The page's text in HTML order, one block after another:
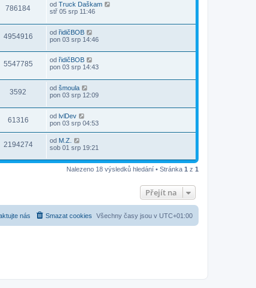
786184 od Truck Daškam
stř 05 srp 11:46
4954916 od řidičBOB
pon 03 srp 14:46
5547785 od řidičBOB
pon 03 srp 14:43
3592 od šmoula
pon 03 srp 12:09
61316 od lvlDev
pon 03 srp 04:53
2194274 od M.Z.
sob 01 srp 19:21
Nalezeno 18 výsledků hledání • Stránka 1 z 1
Přejít na
Všechny časy jsou v UTC+01:00
Smazat cookies
nás